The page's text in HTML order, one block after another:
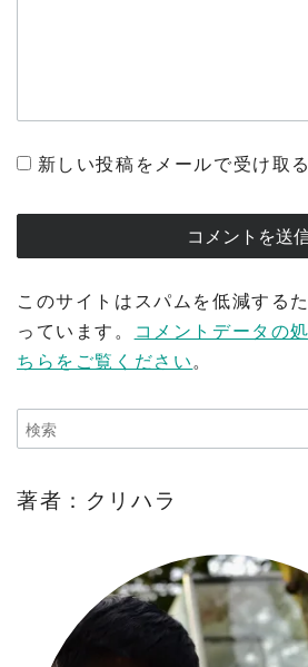
新しい投稿をメールで受け取る
このサイトはスパムを低減する
っています。
コメントデータの
ちらをご覧ください。
著者：クリハラ